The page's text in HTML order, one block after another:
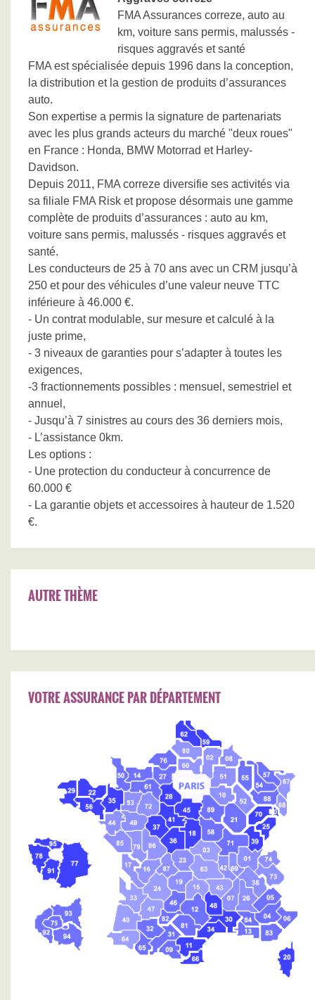
FMA Assurances correze, auto au
km, voiture sans permis, malussés -
risques aggravés et santé
FMA est spécialisée depuis 1996 dans la conception,
la distribution et la gestion de produits d’assurances
auto.
Son expertise a permis la signature de partenariats
avec les plus grands acteurs du marché "deux roues"
en France : Honda, BMW Motorrad et Harley-
Davidson.
Depuis 2011, FMA correze diversifie ses activités via
sa filiale FMA Risk et propose désormais une gamme
complète de produits d’assurances : auto au km,
voiture sans permis, malussés - risques aggravés et
santé.
Les conducteurs de 25 à 70 ans avec un CRM jusqu’à
250 et pour des véhicules d’une valeur neuve TTC
inférieure à 46.000 €.
- Un contrat modulable, sur mesure et calculé à la
juste prime,
- 3 niveaux de garanties pour s’adapter à toutes les
exigences,
-3 fractionnements possibles : mensuel, semestriel et
annuel,
- Jusqu’à 7 sinistres au cours des 36 derniers mois,
- L’assistance 0km.
Les options :
- Une protection du conducteur à concurrence de
60.000 €
- La garantie objets et accessoires à hauteur de 1.520
€.
AUTRE THÈME
VOTRE ASSURANCE PAR DÉPARTEMENT